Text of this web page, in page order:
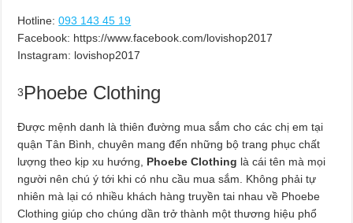
Hotline: 093 143 45 19
Facebook: https://www.facebook.com/lovishop2017
Instagram: lovishop2017
3Phoebe Clothing
Được mệnh danh là thiên đường mua sắm cho các chị em tại
quận Tân Bình, chuyên mang đến những bộ trang phục chất
lượng theo kịp xu hướng, Phoebe Clothing là cái tên mà mọi
người nên chú ý tới khi có nhu cầu mua sắm. Không phải tự
nhiên mà lại có nhiều khách hàng truyền tai nhau về Phoebe
Clothing giúp cho chúng dần trở thành một thương hiệu phổ